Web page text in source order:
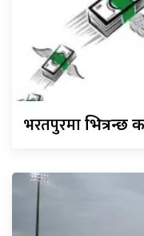
भरतपुरमाभित्रन्छ